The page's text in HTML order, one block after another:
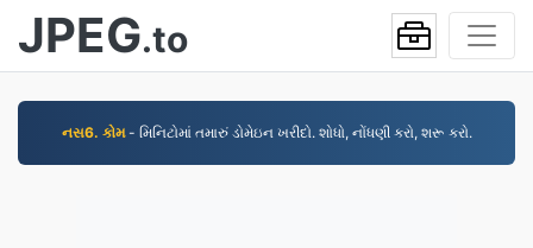
JPEG.to
નસ6. કોમ- મિનિટોમાં તમારું ડોમેઇન ખરીદો. શોધો, નોંધણી કરો, શરૂ કરો.